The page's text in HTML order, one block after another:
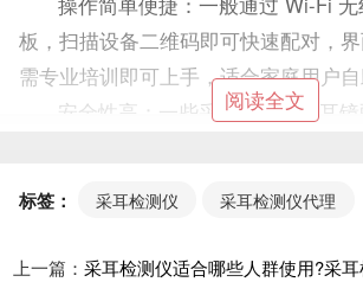
板，扫描设备二维码即可快速配对，
需专业培训即可上手，适合家庭用户自
安全性高：一些采耳检测仪的耳镜
体验舒适：部分采耳检测仪具有无
能，可保持耳镜温度恒定，如 bebird
阅读全文
标签： 采耳检测仪 采耳检测仪代理
上一篇： 采耳检测仪适合哪些人群使用?采